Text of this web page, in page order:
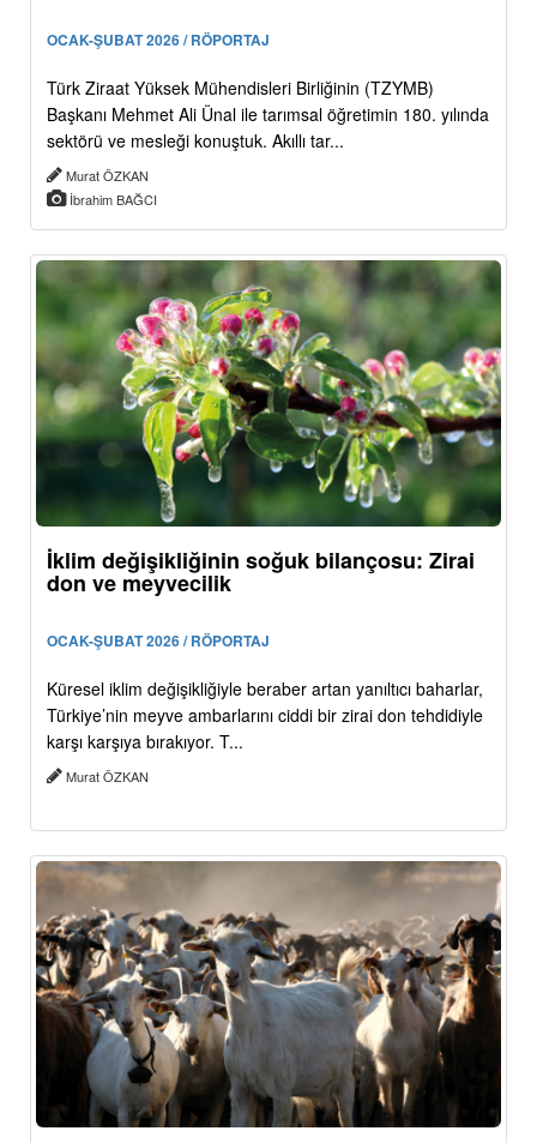
OCAK-ŞUBAT 2026 / RÖPORTAJ
Türk Ziraat Yüksek Mühendisleri Birliğinin (TZYMB)
Başkanı Mehmet Ali Ünal ile tarımsal öğretimin 180. yılında
sektörü ve mesleği konuştuk. Akıllı tar...
Murat ÖZKAN
İbrahim BAĞCI
İklim değişikliğinin soğuk bilançosu: Zirai
don ve meyvecilik
OCAK-ŞUBAT 2026 / RÖPORTAJ
Küresel iklim değişikliğiyle beraber artan yanıltıcı baharlar,
Türkiye’nin meyve ambarlarını ciddi bir zirai don tehdidiyle
karşı karşıya bırakıyor. T...
Murat ÖZKAN